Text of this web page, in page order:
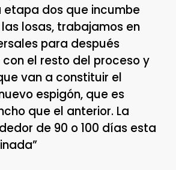
etapa dos que incumbe
losas, trabajamos en
para después
el resto del proceso y
van a constituir el
espigón, que es
que el anterior. La
de 90 o 100 días esta